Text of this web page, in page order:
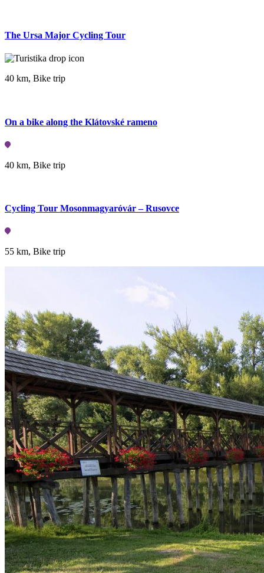
Bike trip
Thermal Tour
99 km,City tour
Water tour on the Váh River
23 km,Water hike
The Ursa Major Cycling Tour
40 km, Bike trip
On a bike along the Klátovské rameno
40 km, Bike trip
Cycling Tour Mosonmagyaróvár – Rusovce
55 km, Bike trip